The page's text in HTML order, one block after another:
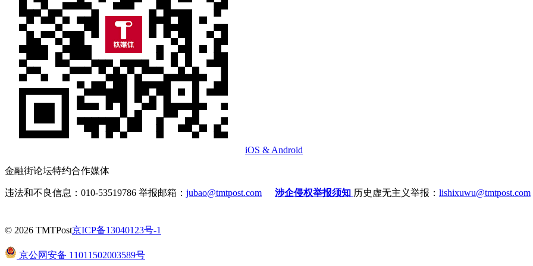
iOS & Android
金融街论坛特约合作媒体
违法和不良信息：010-53519786 举报邮箱： jubao@tmtpost.com 涉企侵权举报须知 历史虚无主义举报： lishixuwu@tmtpost.com
© 2026 TMTPost京ICP备13040123号-1
京公网安备 11011502003589号